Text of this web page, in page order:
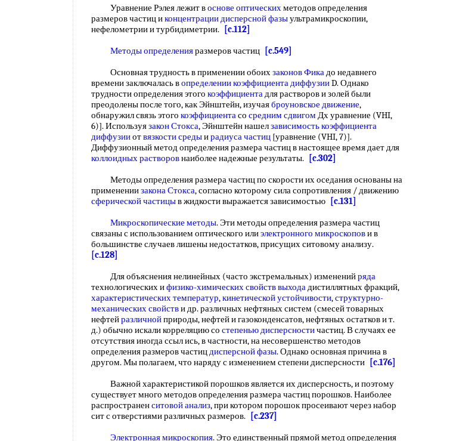
Уравнение Рэлея лежит воснове оптическихметодов определения
размеров частиц иконцентрации дисперсной фазыультрамикроскопии,
нефелометрии и турбидиметрии.
[c.112]
Методы определенияразмеров частиц
[c.549]
Основная трудность в применении обоихзаконов Фикадо недавнего
времени заключалась вопределении коэффициента диффузииD. Однако
трудности определения этого коэффициентадля растворов и золей были
преодолены после того, как Эйнштейн, изучаяброуновское движение,
обнаружил связь этого коэффициентасо средним сдвигом Дх уравнение (VHI,
6)]. Используязакон Стокса, Эйнштейн нашелзависимость коэффициента
диффузииотвязкости средыирадиуса частиц [уравнение (VHI, 7)].
Диффузионный метод определения размера частиц в настоящее время дает для
коллоидных растворовнаиболее надежные результаты.
[c.302]
Методы определения размера частиц по скорости их оседания основаны на
применениизакона Стокса, согласно которому сила сопротивления / движению
сферической частицыв жидкости выражается зависимостью
[c.131]
Микроскопические методы. Эти методы определения размера частиц
связаны с использованием оптического илиэлектронного микроскопови в
большинстве случаев лишены недостатков, присущих ситовому анализу.
[c.128]
Для объяснения нелинейных (часто экстремальных) измененийряда
технологических ифизико-химических свойстввыходадистиллятных фракций,
характеристических температур,кинетической устойчивости,структурно-
механических свойстви др. различных нефтяных систем (смесей товарных
нефтейразличнойприроды, нефтей и газоконденсатов, нефтяных остатков и т.
д.) обычно искали корреляцию со степенью дисперсностичастиц. В случаях ее
отсутствия иногда ссыл ись, в частности, на несовершенство методов
определения размеров частицдисперсной фазы. Однако основная причина в
другом. Мы полагаем, что наряду с изменением степени дисперсности
[c.176]
Важной характеристикой порошков является их дисперсность, и поэтому
существует много методов определения размера частиц порошков. Наиболее
распространенситовой анализ, при котором порошок просеивают через набор
сит с отверстиями различных размеров.
[c.237]
Электронная микроскопия. Это единственный прямой метод определения